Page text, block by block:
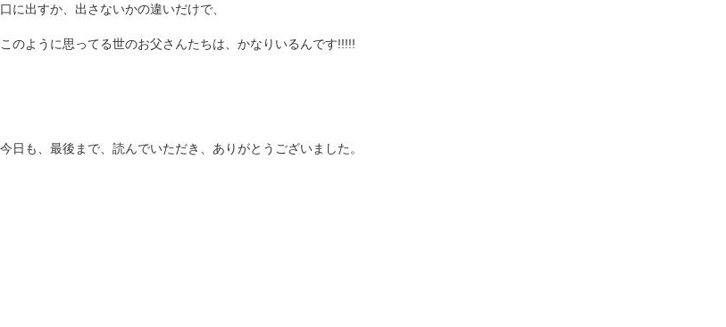
口に出すか、出さないかの違いだけで、
このように思ってる世のお父さんたちは、かなりいるんです!!!!!
今日も、最後まで、読んでいただき、ありがとうございました。